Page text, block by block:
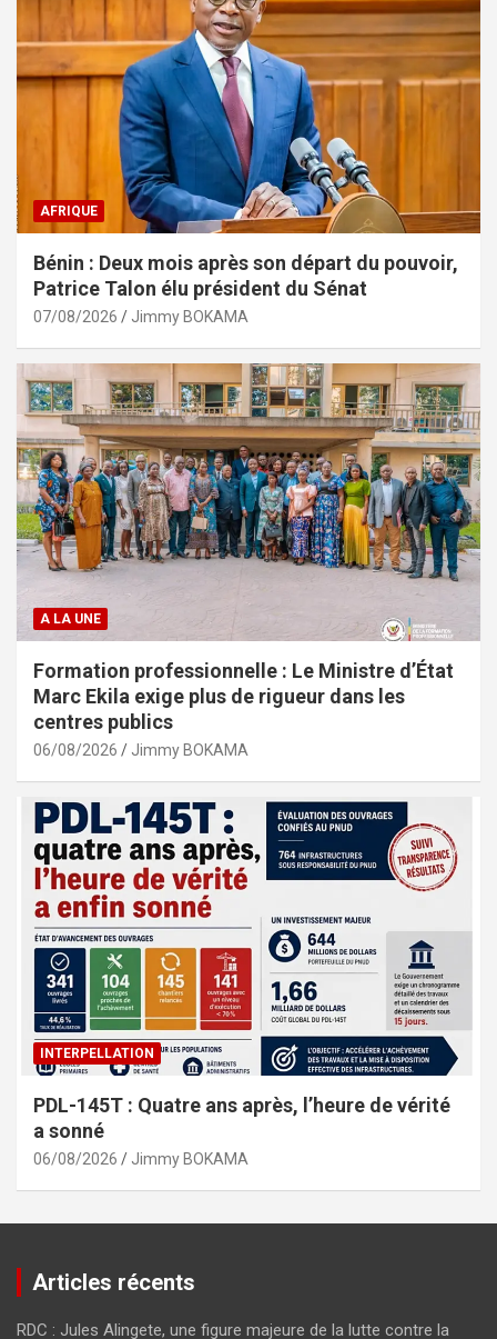
AFRIQUE
Bénin : Deux mois après son départ du pouvoir,
Patrice Talon élu président du Sénat
07/08/2026 Jimmy BOKAMA
A LA UNE
Formation professionnelle : Le Ministre d’État
Marc Ekila exige plus de rigueur dans les
centres publics
06/08/2026 Jimmy BOKAMA
INTERPELLATION
PDL-145T : Quatre ans après, l’heure de vérité
a sonné
06/08/2026 Jimmy BOKAMA
Articles récents
RDC : Jules Alingete, une figure majeure de la lutte contre la